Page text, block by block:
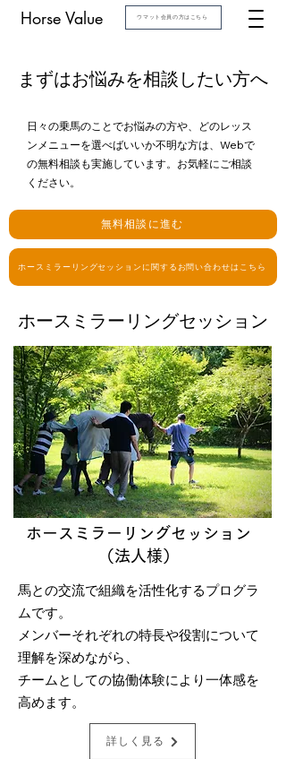
Horse Value ウマット会員の方はこちら
まずはお悩みを相談したい方へ
日々の乗馬のことでお悩みの方や、どのレッス
ンメニューを選べばいいか不明な方は、Webで
の無料相談も実施しています。お気軽にご相談
ください。
無料相談に進む
ホースミラーリングセッションに関するお問い合わせはこちら
ホースミラーリングセッション
ホースミラーリングセッション
（法人様）
馬との交流で組織を活性化するプログラ
ムです。
メンバーそれぞれの特長や役割について
理解を深めながら、
チームとしての協働体験により一体感を
高めます。
詳しく見る